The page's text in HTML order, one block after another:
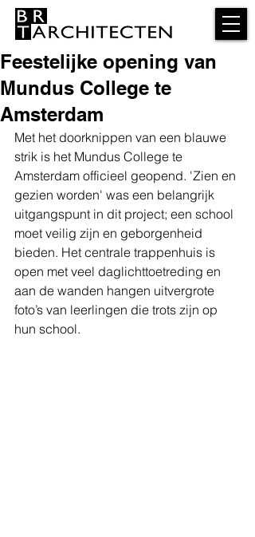
Feestelijke opening van
Mundus College te
Amsterdam
Met het doorknippen van een blauwe
strik is het Mundus College te
Amsterdam officieel geopend. 'Zien en
gezien worden' was een belangrijk
uitgangspunt in dit project; een school
moet veilig zijn en geborgenheid
bieden. Het centrale trappenhuis is
open met veel daglichttoetreding en
aan de wanden hangen uitvergrote
foto’s van leerlingen die trots zijn op
hun school.